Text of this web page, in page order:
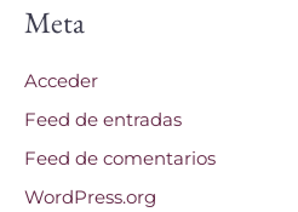
Meta
Acceder
Feed de entradas
Feed de comentarios
WordPress.org